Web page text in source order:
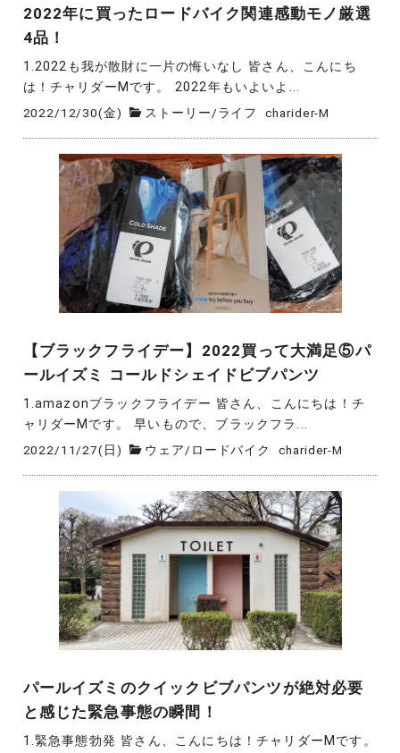
2022年に買ったロードバイク関連感動モノ厳選
4品！
1.2022も我が散財に一片の悔いなし 皆さん、こんにち
は！チャリダーMです。 2022年もいよいよ...
2022/12/30(金) ストーリー/ライフ charider-M
【ブラックフライデー】2022買って大満足⑤パ
ールイズミ コールドシェイドビブパンツ
1.amazonブラックフライデー 皆さん、こんにちは！チ
ャリダーMです。 早いもので、ブラックフラ...
2022/11/27(日) ウェア/ ロードバイク charider-M
パールイズミのクイックビブパンツが絶対必要
と感じた緊急事態の瞬間！
1.緊急事態勃発 皆さん、こんにちは！チャリダーMです。